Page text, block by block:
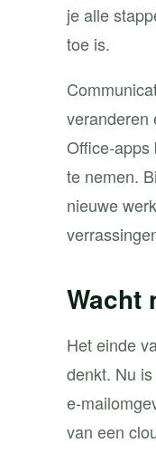
je alle
toe is.
veranderen
Office-apps
te nemen.
nieuwe
Wacht
Het einde
denkt. Nu
e-
van een